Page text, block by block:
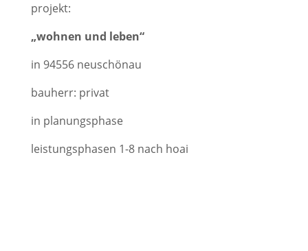
projekt:
„wohnen und leben“
in 94556 neuschönau
bauherr: privat
in planungsphase
leistungsphasen 1-8 nach hoai